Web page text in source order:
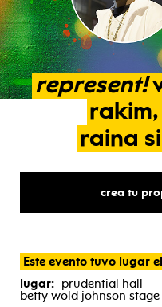
represent!
rakim,
raina
crea tu
Este evento tuvo lugar
lugar: prudential hall
betty wold johnson stage